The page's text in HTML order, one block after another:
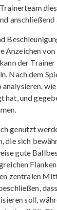
anschließend
Anzeichen
der Trainer
Nach dem
hat, und
genutzt
die sich
gute
zentralen
soll,